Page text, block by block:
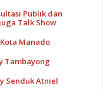
Publik dan
Talk Show
Manado
Tambayong
Senduk Atniel